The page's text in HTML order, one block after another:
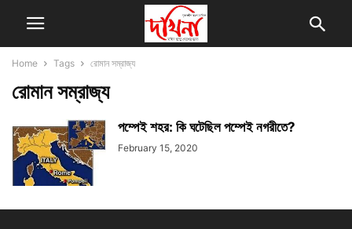
Home Tags রোমান সম্রাজ্য
রোমান সম্রাজ্য
পম্পেই শহর: কি ঘটেছিল পম্পেই নগরীতে?
February 15, 2020